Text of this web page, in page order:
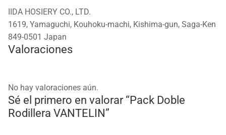
IIDA HOSIERY CO., LTD.
1619, Yamaguchi, Kouhoku-machi, Kishima-gun, Saga-Ken
849-0501 Japan
Valoraciones
No hay valoraciones aún.
Sé el primero en valorar “Pack Doble
Rodillera VANTELIN”